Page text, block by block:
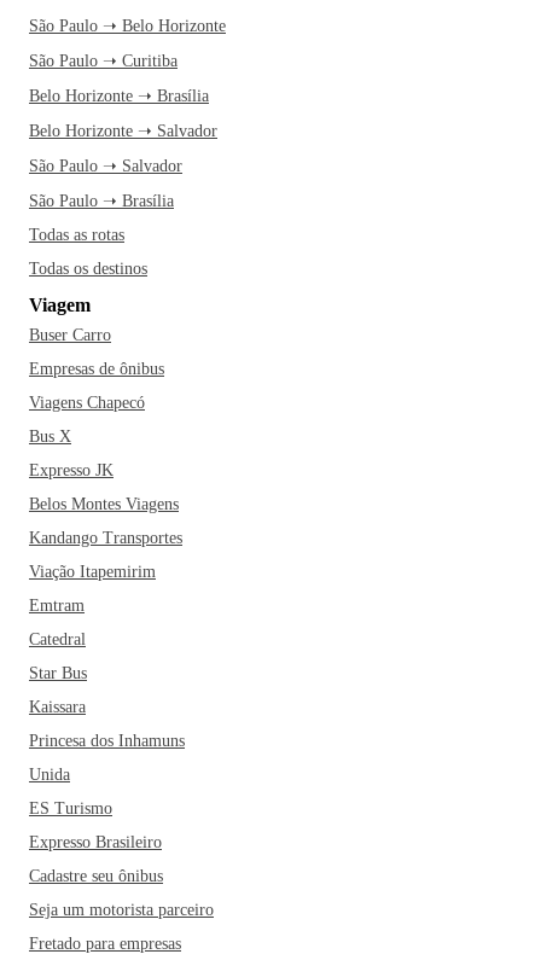
São Paulo ➝ Belo Horizonte
São Paulo ➝ Curitiba
Belo Horizonte ➝ Brasília
Belo Horizonte ➝ Salvador
São Paulo ➝ Salvador
São Paulo ➝ Brasília
Todas as rotas
Todas os destinos
Viagem
Buser Carro
Empresas de ônibus
Viagens Chapecó
Bus X
Expresso JK
Belos Montes Viagens
Kandango Transportes
Viação Itapemirim
Emtram
Catedral
Star Bus
Kaissara
Princesa dos Inhamuns
Unida
ES Turismo
Expresso Brasileiro
Cadastre seu ônibus
Seja um motorista parceiro
Fretado para empresas